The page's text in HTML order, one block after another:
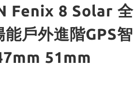
Fenix 8 Solar 全
能戶外進階GPS智
51mm